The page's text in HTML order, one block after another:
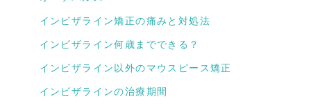
インビザライン矯正の痛みと対処法
インビザライン何歳までできる？
インビザライン以外のマウスピース矯正
インビザラインの治療期間